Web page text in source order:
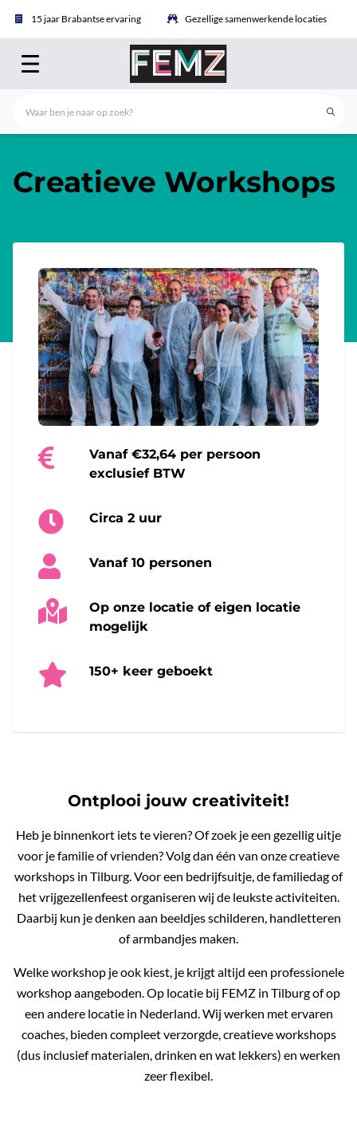
15 jaar Brabantse ervaring Gezellige samenwerkende locaties
Creatieve Workshops
Vanaf €32,64 per persoon
exclusief BTW
Circa 2 uur
Vanaf 10 personen
Op onze locatie of eigen locatie
mogelijk
150+ keer geboekt
Ontplooi jouw creativiteit!
Heb je binnenkort iets te vieren? Of zoek je een gezellig uitje
voor je familie of vrienden? Volg dan één van onze creatieve
workshops in Tilburg. Voor een bedrijfsuitje, de familiedag of
het vrijgezellenfeest organiseren wij de leukste activiteiten.
Daarbij kun je denken aan beeldjes schilderen, handletteren
of armbandjes maken.
Welke workshop je ook kiest, je krijgt altijd een professionele
workshop aangeboden. Op locatie bij FEMZ in Tilburg of op
een andere locatie in Nederland. Wij werken met ervaren
coaches, bieden compleet verzorgde, creatieve workshops
(dus inclusief materialen, drinken en wat lekkers) en werken
zeer flexibel.